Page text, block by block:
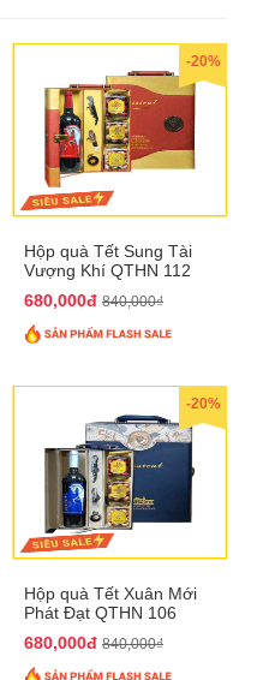
-20%
Hộp quà Tết Sung Tài
Vượng Khí QTHN 112
680,000đ 840,000₫
-20%
Hộp quà Tết Xuân Mới
Phát Đạt QTHN 106
680,000đ 840,000₫